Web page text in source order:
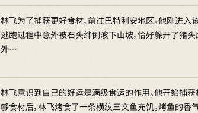
林飞为了捕获更好食材，前往巴特利安地区。他刚进入
逃跑过程中意外被石头绊倒滚下山坡，恰好躲开了猪头
外…
林飞意识到自己的好运是满级食运的作用。他开始捕
够食材后，林飞烤食了一条横纹三文鱼充饥。烤鱼的香